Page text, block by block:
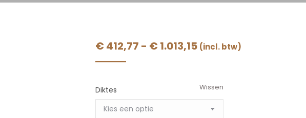
€ 412,77 - € 1.013,15Prijsklasse:
€ 1.013,15
(incl. btw)
Diktes Wissen